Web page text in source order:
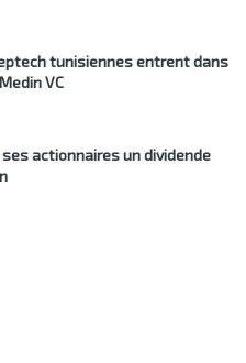
tunisiennes entrent dans
VC
ses actionnaires un dividende